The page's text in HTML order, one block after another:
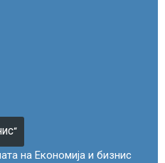
на Економија и бизнис